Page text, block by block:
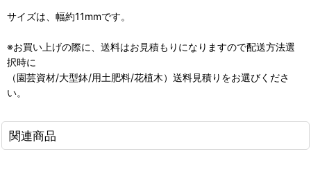
サイズは、幅約11mmです。
※お買い上げの際に、送料はお見積もりになりますので配送方法選
択時に
（園芸資材/大型鉢/用土肥料/花植木）送料見積りをお選びくださ
い。
関連商品